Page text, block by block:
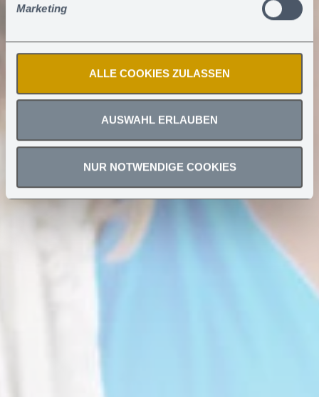
Marketing
ALLE COOKIES ZULASSEN
AUSWAHL ERLAUBEN
NUR NOTWENDIGE COOKIES